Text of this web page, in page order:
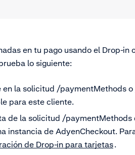
en tu pago usando el Drop-in
lo siguiente:
la solicitud /paymentMethods
para este cliente.
de la solicitud /paymentMethods
instancia de AdyenCheckout.
de Drop-in para tarjetas.